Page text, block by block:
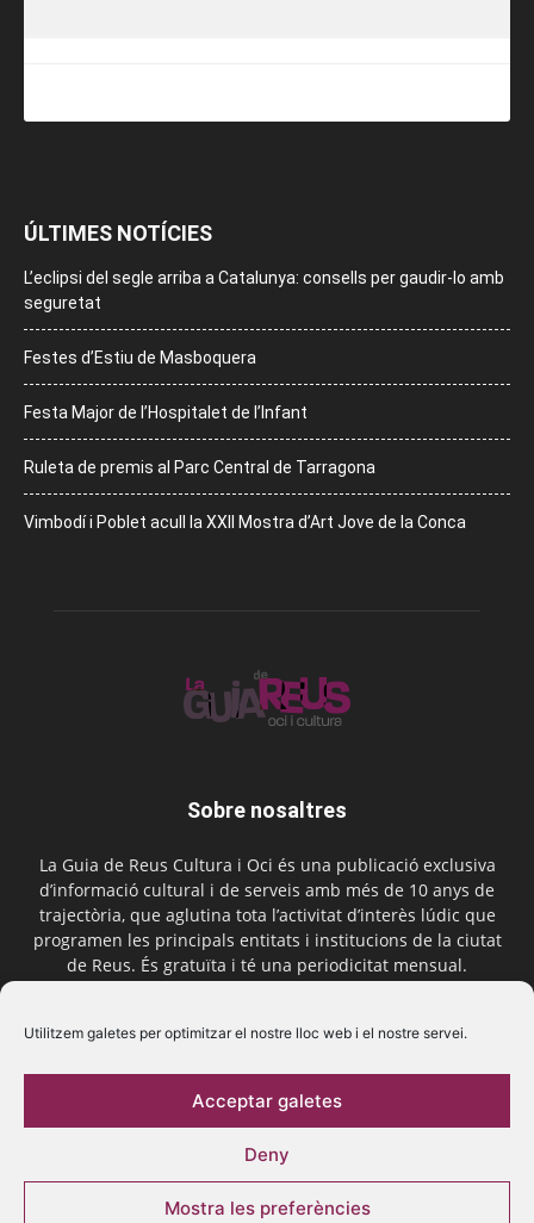
Utilitzem galetes per optimitzar el nostre lloc web i el nostre servei.
Acceptar galetes
Deny
Mostra les preferències
ÚLTIMES NOTÍCIES
L’eclipsi del segle arriba a Catalunya: consells per gaudir-lo amb
seguretat
Festes d’Estiu de Masboquera
Festa Major de l’Hospitalet de l’Infant
Ruleta de premis al Parc Central de Tarragona
Vimbodí i Poblet acull la XXII Mostra d’Art Jove de la Conca
Sobre nosaltres
La Guia de Reus Cultura i Oci és una publicació exclusiva
d’informació cultural i de serveis amb més de 10 anys de
trajectòria, que aglutina tota l’activitat d’interès lúdic que
programen les principals entitats i institucions de la ciutat
de Reus. És gratuïta i té una periodicitat mensual.
Segueix-nos